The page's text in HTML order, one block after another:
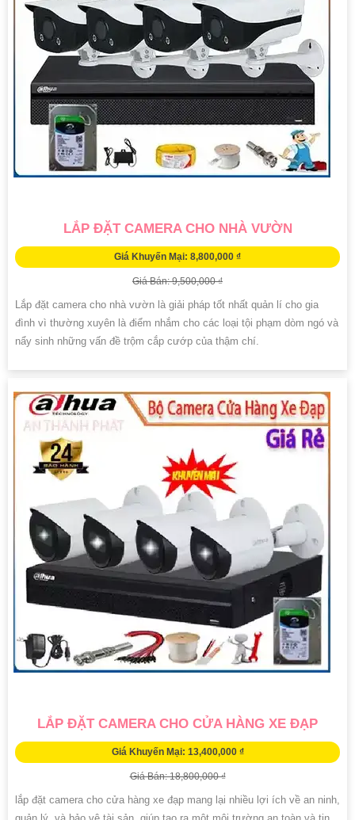
LẮP ĐẶT CAMERA CHO NHÀ VƯỜN
Giá Khuyến Mại: 8,800,000 ₫
Giá Bán: 9,500,000 ₫
Lắp đặt camera cho nhà vườn là giải pháp tốt nhất quản lí cho gia
đình vì thường xuyên là điểm nhắm cho các loại tội phạm dòm ngó và
nẩy sinh những vấn đề trộm cắp cướp của thậm chí.
LẮP ĐẶT CAMERA CHO CỬA HÀNG XE ĐẠP
Giá Khuyến Mại: 13,400,000 ₫
Giá Bán: 18,800,000 ₫
lắp đặt camera cho cửa hàng xe đạp mang lại nhiều lợi ích về an ninh,